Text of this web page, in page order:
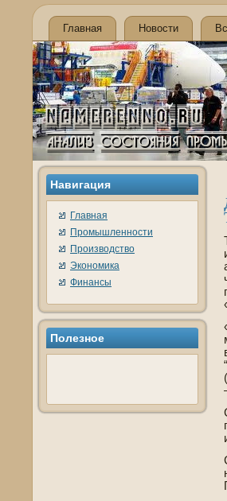
Главная Новости
Навигация
Главная
Промышленности
Производство
Экономика
Финансы
Полезное